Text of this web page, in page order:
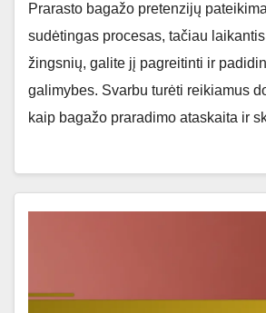
Prarasto bagažo pretenzijų
sudėtingas procesas, tačiau
žingsnių, galite jį pagreitinti ir
galimybes. Svarbu turėti reikiamus
kaip bagažo praradimo ataskaita ir